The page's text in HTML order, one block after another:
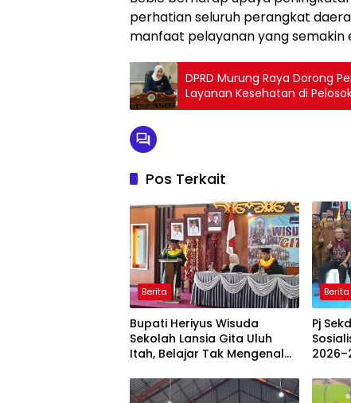
perhatian seluruh perangkat
manfaat pelayanan yang
DPRD Murung Raya Dorong
Layanan Kesehatan di
Pos Terkait
Berita
Bupati Heriyus Wisuda
Sekolah Lansia Gita Uluh
Itah, Belajar Tak Mengenal
Berita
Pj